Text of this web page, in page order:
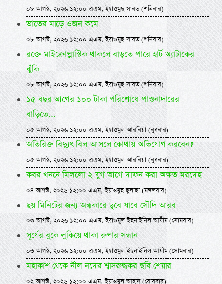
০৮ আগস্ট, ২০২৬ ১২:০০ এএম, ইয়াওমুছ সাবত (শনিবার)
ভাতের মাড়ে ওজন কমে
০৮ আগস্ট, ২০২৬ ১২:০০ এএম, ইয়াওমুছ সাবত (শনিবার)
রক্তে মাইক্রোপ্লাস্টিক থাকলে বাড়তে পারে হার্ট অ্যাটাকের
ঝুঁকি
০৮ আগস্ট, ২০২৬ ১২:০০ এএম, ইয়াওমুছ সাবত (শনিবার)
১৫ বছর আগের ১০০ টাকা পরিশোধে পাওনাদারের
বাড়িতে...
০৫ আগস্ট, ২০২৬ ১২:০০ এএম, ইয়াওমুল আরবিয়া (বুধবার)
অতিরিক্ত বিদ্যুৎ বিল আসলে কোথায় অভিযোগ করবেন?
০৫ আগস্ট, ২০২৬ ১২:০০ এএম, ইয়াওমুল আরবিয়া (বুধবার)
কবর খননে মিললো ২ যুগ আগে দাফন করা অক্ষত মরদেহ
০৪ আগস্ট, ২০২৬ ১২:০০ এএম, ইয়াওমুছ ছুলাছা (মঙ্গলবার)
ছয় মিনিটের জন্য অন্ধকারে ডুবে যাবে সৌদি আরব
০৩ আগস্ট, ২০২৬ ১২:০০ এএম, ইয়াওমুল ইছনাইনিল আযীম (সোমবার)
সূর্যের বুকে লুকিয়ে থাকা রুপার সন্ধান
০৩ আগস্ট, ২০২৬ ১২:০০ এএম, ইয়াওমুল ইছনাইনিল আযীম (সোমবার)
মহাকাশ থেকে নীল নদের শ্বাসরুদ্ধকর ছবি শেয়ার
০২ আগস্ট, ২০২৬ ১২:০০ এএম, ইয়াওমুল আহাদ (রোববার)